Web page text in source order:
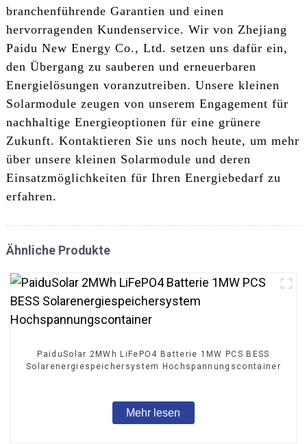
branchenführende Garantien und einen
hervorragenden Kundenservice. Wir von Zhejiang
Paidu New Energy Co., Ltd. setzen uns dafür ein,
den Übergang zu sauberen und erneuerbaren
Energielösungen voranzutreiben. Unsere kleinen
Solarmodule zeugen von unserem Engagement für
nachhaltige Energieoptionen für eine grünere
Zukunft. Kontaktieren Sie uns noch heute, um mehr
über unsere kleinen Solarmodule und deren
Einsatzmöglichkeiten für Ihren Energiebedarf zu
erfahren.
Ähnliche Produkte
PaiduSolar 2MWh LiFePO4 Batterie 1MW PCS BESS
Solarenergiespeichersystem Hochspannungscontainer
Mehr lesen